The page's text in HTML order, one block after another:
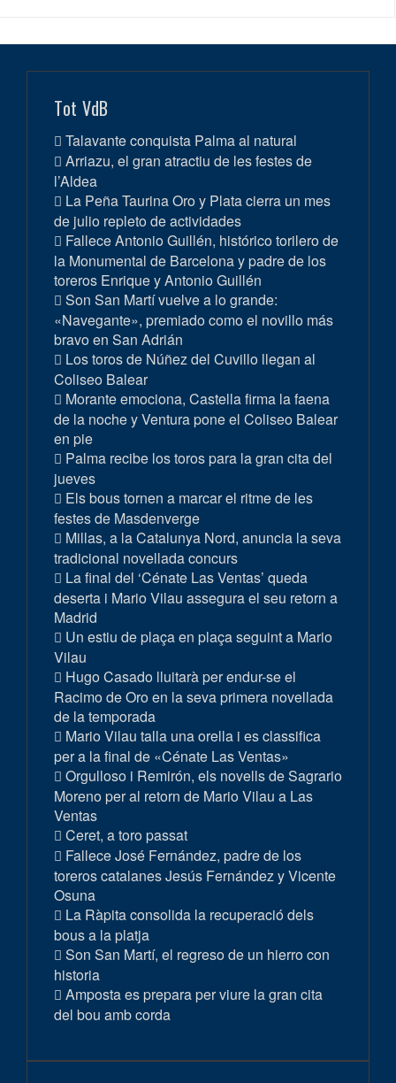
Tot VdB
Talavante conquista Palma al natural
Arriazu, el gran atractiu de les festes de
l’Aldea
La Peña Taurina Oro y Plata cierra un mes
de julio repleto de actividades
Fallece Antonio Guillén, histórico torilero de
la Monumental de Barcelona y padre de los
toreros Enrique y Antonio Guillén
Son San Martí vuelve a lo grande:
«Navegante», premiado como el novillo más
bravo en San Adrián
Los toros de Núñez del Cuvillo llegan al
Coliseo Balear
Morante emociona, Castella firma la faena
de la noche y Ventura pone el Coliseo Balear
en pie
Palma recibe los toros para la gran cita del
jueves
Els bous tornen a marcar el ritme de les
festes de Masdenverge
Millas, a la Catalunya Nord, anuncia la seva
tradicional novellada concurs
La final del ‘Cénate Las Ventas’ queda
deserta i Mario Vilau assegura el seu retorn a
Madrid
Un estiu de plaça en plaça seguint a Mario
Vilau
Hugo Casado lluitarà per endur-se el
Racimo de Oro en la seva primera novellada
de la temporada
Mario Vilau talla una orella i es classifica
per a la final de «Cénate Las Ventas»
Orgulloso i Remirón, els novells de Sagrario
Moreno per al retorn de Mario Vilau a Las
Ventas
Ceret, a toro passat
Fallece José Fernández, padre de los
toreros catalanes Jesús Fernández y Vicente
Osuna
La Ràpita consolida la recuperació dels
bous a la platja
Son San Martí, el regreso de un hierro con
historia
Amposta es prepara per viure la gran cita
del bou amb corda